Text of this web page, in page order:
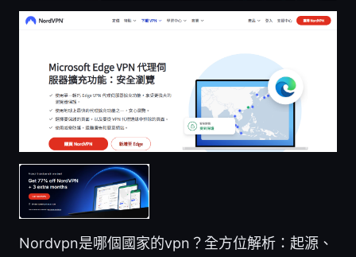
Nordvpn是哪個國家的vpn？全方位解析：起源、